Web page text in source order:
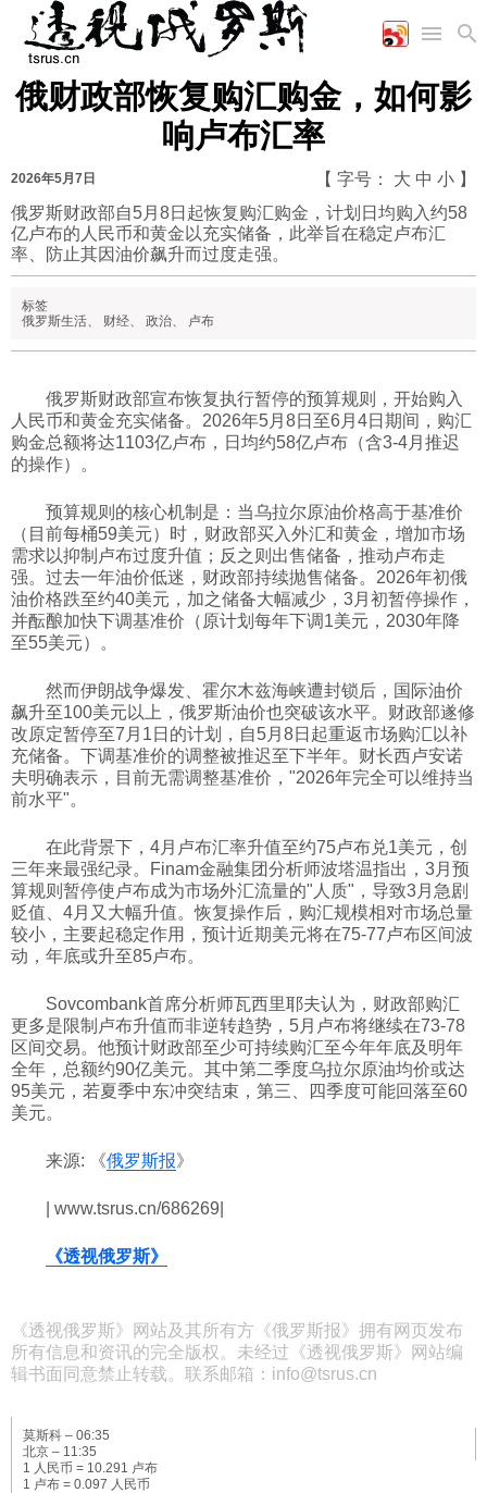
首页
国际
时政
军事
陆军
军事合作
评论
经济
工业
能源
农业
科技
社会
文化
美食
娱乐
历史
体育
旅游
视听
图片新闻
漫画
视频
图表
俄财政部恢复购汇购金，如何影
响卢布汇率
2026年5月7日 【 字号： 大 中 小 】
俄罗斯财政部自5月8日起恢复购汇购金，计划日均购入约58
亿卢布的人民币和黄金以充实储备，此举旨在稳定卢布汇
率、防止其因油价飙升而过度走强。
标签
俄罗斯生活、 财经、 政治、 卢布
俄罗斯财政部宣布恢复执行暂停的预算规则，开始购入
人民币和黄金充实储备。2026年5月8日至6月4日期间，购汇
购金总额将达1103亿卢布，日均约58亿卢布（含3-4月推迟
的操作）。
预算规则的核心机制是：当乌拉尔原油价格高于基准价
（目前每桶59美元）时，财政部买入外汇和黄金，增加市场
需求以抑制卢布过度升值；反之则出售储备，推动卢布走
强。过去一年油价低迷，财政部持续抛售储备。2026年初俄
油价格跌至约40美元，加之储备大幅减少，3月初暂停操作，
并酝酿加快下调基准价（原计划每年下调1美元，2030年降
至55美元）。
然而伊朗战争爆发、霍尔木兹海峡遭封锁后，国际油价
飙升至100美元以上，俄罗斯油价也突破该水平。财政部遂修
改原定暂停至7月1日的计划，自5月8日起重返市场购汇以补
充储备。下调基准价的调整被推迟至下半年。财长西卢安诺
夫明确表示，目前无需调整基准价，"2026年完全可以维持当
前水平"。
在此背景下，4月卢布汇率升值至约75卢布兑1美元，创
三年来最强纪录。Finam金融集团分析师波塔温指出，3月预
算规则暂停使卢布成为市场外汇流量的"人质"，导致3月急剧
贬值、4月又大幅升值。恢复操作后，购汇规模相对市场总量
较小，主要起稳定作用，预计近期美元将在75-77卢布区间波
动，年底或升至85卢布。
Sovcombank首席分析师瓦西里耶夫认为，财政部购汇
更多是限制卢布升值而非逆转趋势，5月卢布将继续在73-78
区间交易。他预计财政部至少可持续购汇至今年年底及明年
全年，总额约90亿美元。其中第二季度乌拉尔原油均价或达
95美元，若夏季中东冲突结束，第三、四季度可能回落至60
美元。
来源: 《俄罗斯报》
| www.tsrus.cn/686269|
《透视俄罗斯》
《透视俄罗斯》网站及其所有方《俄罗斯报》拥有网页发布
所有信息和资讯的完全版权。未经过《透视俄罗斯》网站编
辑书面同意禁止转载。联系邮箱：info@tsrus.cn
莫斯科 – 06:35
北京 – 11:35
1 人民币 = 10.291 卢布
1 卢布 = 0.097 人民币